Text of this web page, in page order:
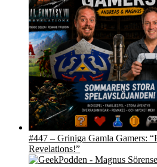
#447 – Griniga Gamla Gamers:
Revelations!”